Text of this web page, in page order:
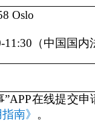
Oslo
（中国国内
”APP在线提交
南》 。